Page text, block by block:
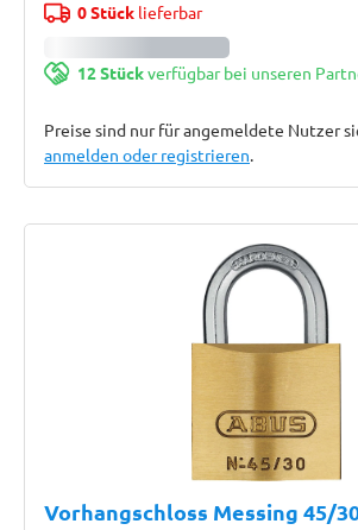
0 Stücklieferbar
12 Stückverfügbar bei unseren
Preise sind nur für angemeldete Nutzer
anmelden oder registrieren.
Vorhangschloss Messing 45/